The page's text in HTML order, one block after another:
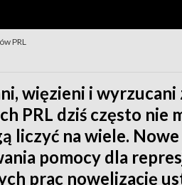
PRL
więzieni i wyrzucani
PRL dziś często nie
liczyć na wiele.
pomocy dla
prac nowelizację